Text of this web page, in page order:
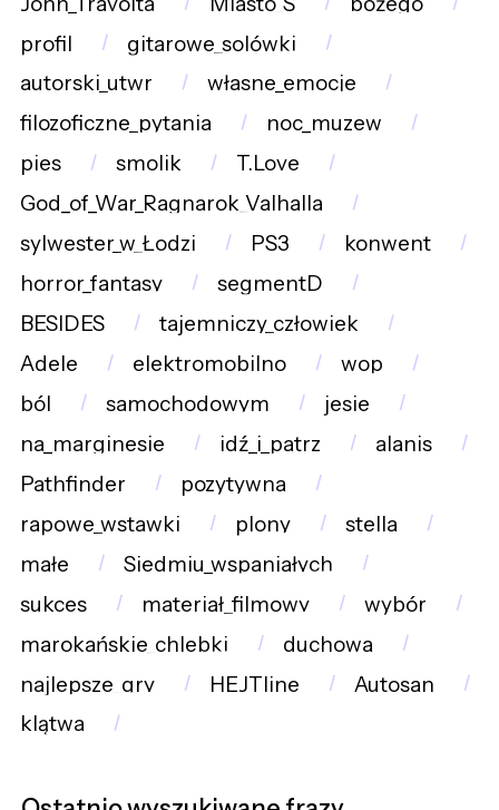
profil
gitarowe_solówki
autorski_utwr
własne_emocje
filozoficzne_pytania
noc_muzew
pies
smolik
T.Love
God_of_War_Ragnarok_Valhalla
sylwester_w_Łodzi
PS3
konwent
horror_fantasy
segmentD
BESIDES
tajemniczy_człowiek
Adele
elektromobilno
wop
ból
samochodowym
jesie
na_marginesie
idź_i_patrz
alanis
Pathfinder
pozytywna
rapowe_wstawki
plony
stella
małe
Siedmiu_wspaniałych
sukces
materiał_filmowy
wybór
marokańskie_chlebki
duchowa
najlepsze_gry
HEJTline
Autosan
klątwa